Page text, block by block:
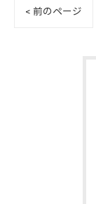
< 前のページ